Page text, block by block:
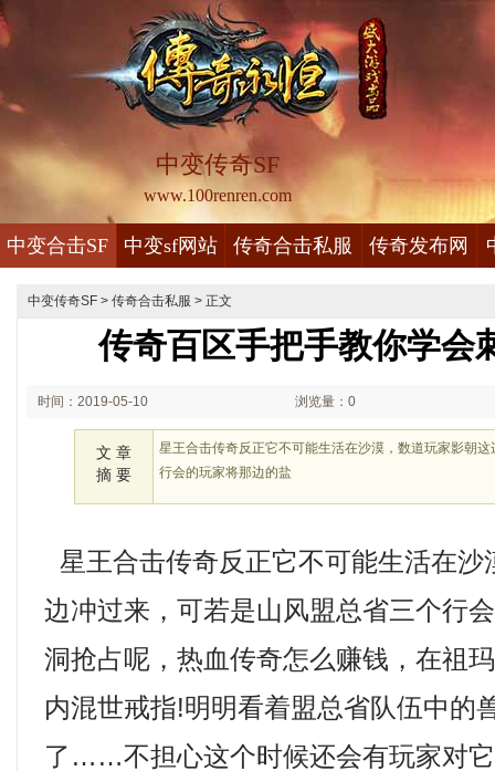
中变传奇SF
www.100renren.com
中变合击SF 中变sf网站 传奇合击私服 传奇发布网
中变传奇SF > 传奇合击私服 > 正文
传奇百区手把手教你学会
时间：2019-05-10 浏览量：0
文 章
摘 要
星王合击传奇反正它不可能生活在沙漠，数道玩家影朝
行会的玩家将那边的盐
星王合击传奇反正它不可能生活在沙
边冲过来，可若是山风盟总省三个行
洞抢占呢，热血传奇怎么赚钱，在祖
内混世戒指!明明看着盟总省队伍中的
了……不担心这个时候还会有玩家对